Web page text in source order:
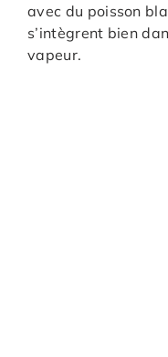
avec du poisson
s’intègrent bien
vapeur.